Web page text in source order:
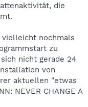
die
nochmals
zu
nicht gerade 24
von
aktuellen "etwas
NEVER CHANGE A